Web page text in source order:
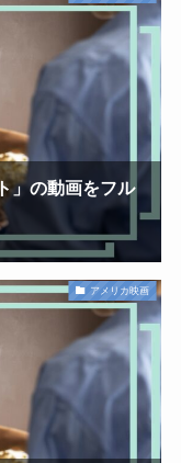
」の動画をフル
アメリカ映画